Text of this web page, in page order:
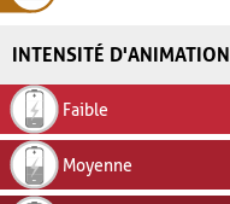
INTENSITÉ D'ANIMATION
Faible
Moyenne